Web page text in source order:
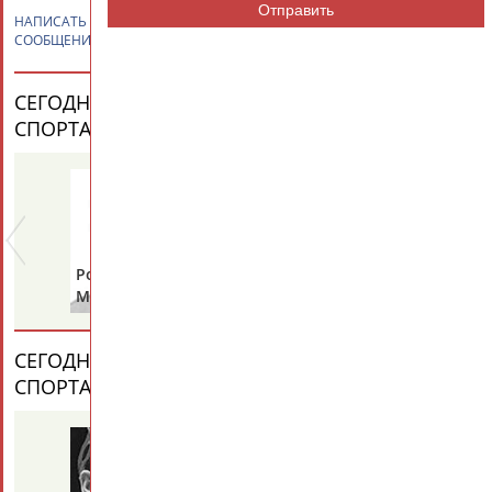
НАПИСАТЬ
ПРИВЕТСТВИЕ / ПОЗДРАВЛЕНИЕ /
СООБЩЕНИЕ
СЕГОДНЯ ДЕНЬ РОЖДЕНИЯ У ПЕРСОН ИЗ МИРА
СПОРТА (25 ПЕРСОНАЛИЙ)
МЕРКУЛОВ
СЕГОДНЯ ДЕНЬ ПАМЯТИ У ПЕРСОН ИЗ МИРА
СПОРТА (2 ПЕРСОНАЛИЙ)
Отправить